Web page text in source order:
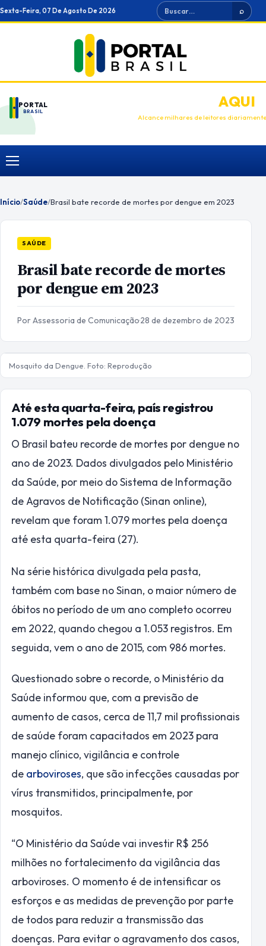
Ir
para
Sexta-Feira, 07 De Agosto De 2026 Buscar ⌕
PORTAL
BRASIL
ANUNCIEAQUI
Alcance milhares de leitores diariamente
Menu
Início/Saúde/Brasil bate recorde de mortes por dengue em 2023
SAÚDE
Brasil bate recorde de mortes
por dengue em 2023
Por Assessoria de Comunicação·28 de dezembro de 2023
Mosquito da Dengue. Foto: Reprodução
Até esta quarta-feira, país registrou
1.079 mortes pela doença
O Brasil bateu recorde de mortes por dengue no
ano de 2023. Dados divulgados pelo Ministério
da Saúde, por meio do Sistema de Informação
de Agravos de Notificação (Sinan online),
revelam que foram 1.079 mortes pela doença
até esta quarta-feira (27).
Na série histórica divulgada pela pasta,
também com base no Sinan, o maior número de
óbitos no período de um ano completo ocorreu
em 2022, quando chegou a 1.053 registros. Em
seguida, vem o ano de 2015, com 986 mortes.
Questionado sobre o recorde, o Ministério da
Saúde informou que, com a previsão de
aumento de casos, cerca de 11,7 mil profissionais
de saúde foram capacitados em 2023 para
manejo clínico, vigilância e controle
de arboviroses, que são infecções causadas por
vírus transmitidos, principalmente, por
mosquitos.
“O Ministério da Saúde vai investir R$ 256
milhões no fortalecimento da vigilância das
arboviroses. O momento é de intensificar os
esforços e as medidas de prevenção por parte
de todos para reduzir a transmissão das
doenças. Para evitar o agravamento dos casos,